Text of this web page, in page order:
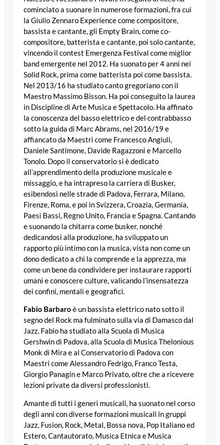
cominciato a suonare in numerose formazioni, fra cui
la Giulio Zennaro Experience come compositore,
bassista e cantante, gli Empty Brain, come co-
compositore, batterista e cantante, poi solo cantante,
vincendo il contest Emergenza Festival come miglior
band emergente nel 2012. Ha suonato per 4 anni nei
Solid Rock, prima come batterista poi come bassista.
Nel 2013/16 ha studiato canto gregoriano con il
Maestro Massimo Bisson. Ha poi conseguito la laurea
in Discipline di Arte Musica e Spettacolo. Ha affinato
la conoscenza del basso elettrico e del contrabbasso
sotto la guida di Marc Abrams, nel 2016/19 e
affiancato da Maestri come Francesco Angiuli,
Daniele Santimone, Davide Ragazzoni e Marcello
Tonolo. Dopo il conservatorio si è dedicato
all’apprendimento della produzione musicale e
missaggio, e ha intrapreso la carriera di Busker,
esibendosi nelle strade di Padova, Ferrara, Milano,
Firenze, Roma, e poi in Svizzera, Croazia, Germania,
Paesi Bassi, Regno Unito, Francia e Spagna. Cantando
e suonando la chitarra come busker, nonché
dedicandosi alla produzione, ha sviluppato un
rapporto più intimo con la musica, vista non come un
dono dedicato a chi la comprende e la apprezza, ma
come un bene da condividere per instaurare rapporti
umani e conoscere culture, valicando l’insensatezza
dei confini, mentali e geografici.
Fabio Barbaro è un bassista elettrico nato sotto il
segno del Rock ma fulminato sulla via di Damasco dal
Jazz. Fabio ha studiato alla Scuola di Musica
Gershwin di Padova, alla Scuola di Musica Thelonious
Monk di Mira e al Conservatorio di Padova con
Maestri come Alessandro Fedrigo, Franco Testa,
Giorgio Panagin e Marco Privato, oltre che a ricevere
lezioni private da diversi professionisti.
Amante di tutti i generi musicali, ha suonato nel corso
degli anni con diverse formazioni musicali in gruppi
Jazz, Fusion, Rock, Metal, Bossa nova, Pop Italiano ed
Estero, Cantautorato, Musica Etnica e Musica